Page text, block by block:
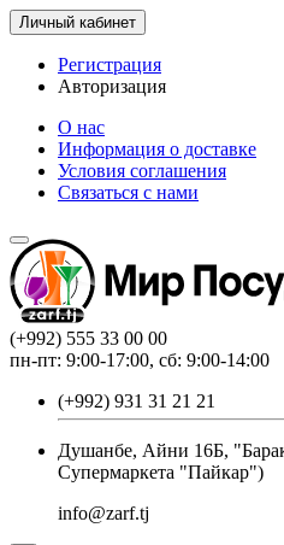
Личный кабинет
Регистрация
Авторизация
О нас
Информация о доставке
Условия соглашения
Связаться с нами
(+992) 555 33 00 00
пн-пт: 9:00-17:00, сб: 9:00-14:00
(+992) 931 31 21 21
Душанбе, Айни 16Б,
Супермаркета "Пайкар")
info@zarf.tj